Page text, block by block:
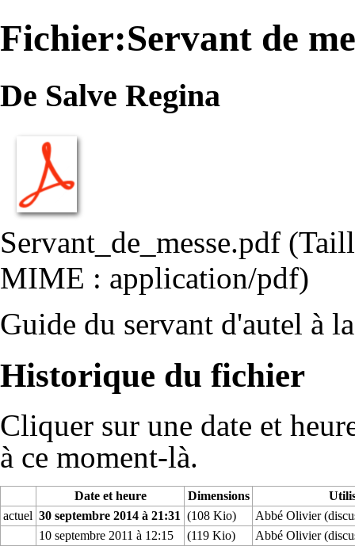
Fichier:Servant de
De Salve Regina
Servant_de_messe.pdf
MIME : application/pdf)
Guide du servant d'autel à la
Historique du fichier
Cliquer sur une date et
à ce moment-là.
Date et heure Dimensions
actuel 30 septembre 2014 à 21:31 (108 Kio) Abbé Olivier (
10 septembre 2011 à 12:15
(119 Kio) Abbé Olivier (